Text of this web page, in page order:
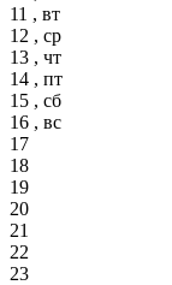
11 , вт
12 , ср
13 , чт
14 , пт
15 , сб
16 , вс
17
18
19
20
21
22
23